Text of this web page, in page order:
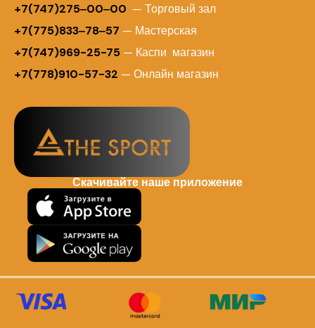
+7(747)275‒00‒00 — Торговый зал
+7(775)833‒78‒57 — Мастерская
+7(747)969-25-75 — Каспи магазин
+7(778)910-57-32 — Онлайн магазин
Скачивайте наше приложение